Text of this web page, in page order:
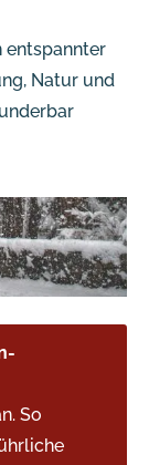
entspannter
Natur und
So